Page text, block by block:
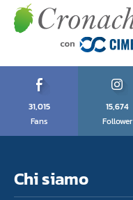
31,015
Fans
15,674
Follower
Chi siamo